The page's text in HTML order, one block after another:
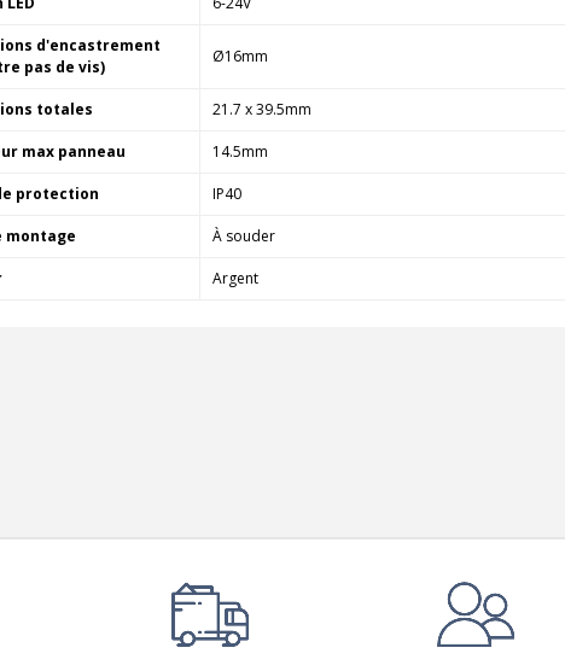
Intégré...
AUDIO AEON 2
2 Lecteur...
d'encastrement
pas de vis)
Ø16mm
totales 21.7 x 39.5mm
max panneau 14.5mm
protection IP40
montage À souder
Argent